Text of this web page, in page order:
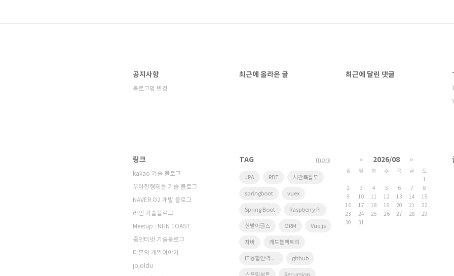
공지사항
블로그명 변경
최근에 올라온 글 최근에 달린 댓글
링크
kakao 기술 블로그
우아한형제들 기술 블로그
NAVER D2 개발 블로그
라인 기술블로그
Meetup : NHN TOAST
줌인터넷 기술블로그
티몬의 개발이야기
jojoldu
TAG
JPA RBT 시간복잡도
springboot vuex
Spring Boot Raspberry Pi
한밭이글스 ORM Vue.js
자바 레드블랙트리
IT융합인력양성사업단 github
more « 2026/08 »
일 월 화 수 목 금
토
1
2
3 4 5 6 7
8
9
10 11 12 13 14
15
16
17 18 19 20 21
22
23
24 25 26 27 28
29
30
31